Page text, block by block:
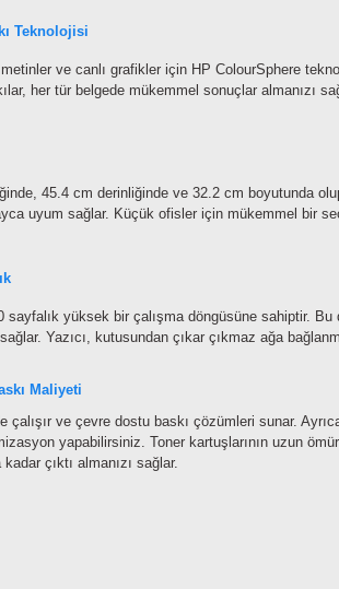
Teknolojisi
ve canlı grafikler için HP ColourSphere
her tür belgede mükemmel sonuçlar almanızı
45.4 cm derinliğinde ve 32.2 cm boyutunda
uyum sağlar. Küçük ofisler için mükemmel bir
sayfalık yüksek bir çalışma döngüsüne sahiptir.
Yazıcı, kutusundan çıkar çıkmaz ağa
Maliyeti
çalışır ve çevre dostu baskı çözümleri sunar.
yapabilirsiniz. Toner kartuşlarının uzun
çıktı almanızı sağlar.